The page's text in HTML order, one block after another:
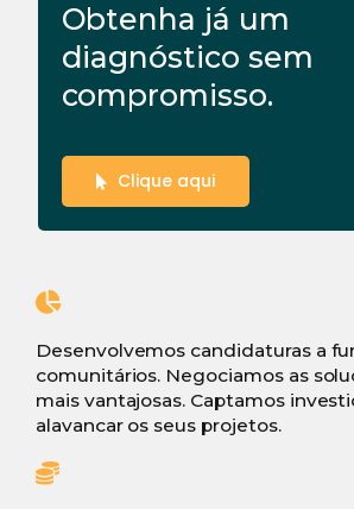
Obtenha já um
diagnóstico sem
compromisso.
Clique aqui
Desenvolvemos candidaturas a
comunitários. Negociamos as
mais vantajosas. Captamos
alavancar os seus projetos.